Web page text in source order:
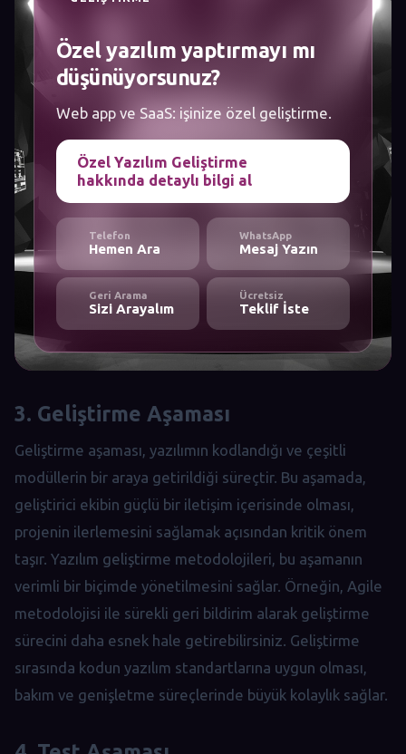
Özel yazılım yaptırmayı mı
düşünüyorsunuz?
Web app ve SaaS: işinize özel geliştirme.
Özel Yazılım Geliştirme
hakkında detaylı bilgi al
Telefon
Hemen Ara
WhatsApp
Mesaj Yazın
Geri Arama
Sizi Arayalım
Ücretsiz
Teklif İste
3. Geliştirme Aşaması
Geliştirme aşaması, yazılımın kodlandığı ve çeşitli
modüllerin bir araya getirildiği süreçtir. Bu aşamada,
geliştirici ekibin güçlü bir iletişim içerisinde olması,
projenin ilerlemesini sağlamak açısından kritik önem
taşır. Yazılım geliştirme metodolojileri, bu aşamanın
verimli bir biçimde yönetilmesini sağlar. Örneğin, Agile
metodolojisi ile sürekli geri bildirim alarak geliştirme
sürecini daha esnek hale getirebilirsiniz. Geliştirme
sırasında kodun yazılım standartlarına uygun olması,
bakım ve genişletme süreçlerinde büyük kolaylık sağlar.